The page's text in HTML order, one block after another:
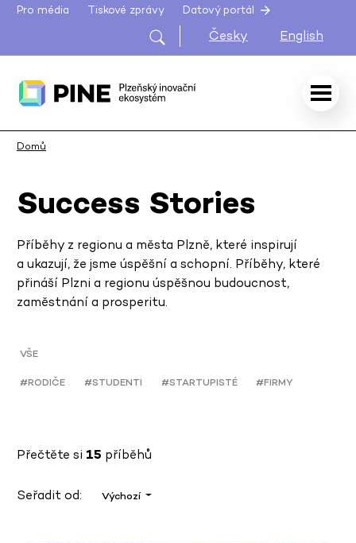
Pro média Tiskové zprávy Datový portál
Česky English
Domů
Success Stories
Příběhy z regionu a města Plzně, které inspirují
a ukazují, že jsme úspěšní a schopní. Příběhy, které
přináší Plzni a regionu úspěšnou budoucnost,
zaměstnání a prosperitu.
VŠE
#RODIČE #STUDENTI #STARTUPISTÉ #FIRMY
Přečtěte si 15 příběhů
Seřadit od: Výchozí